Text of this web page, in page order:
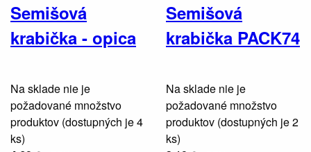
Semišová
krabička - opica
Na sklade nie je
požadované množstvo
produktov (dostupných je4
ks)
Semišová
krabička PACK74
Na sklade nie je
požadované množstvo
produktov (dostupných je2
ks)